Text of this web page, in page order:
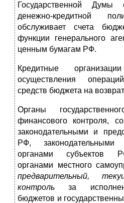
Государственной Думы
денежно-кредитной
обслуживает счета
функции гене­рального
ценным бумагам РФ.
Кредитные
осуществления
средств бюджета на
Органы
финансового кон­троля,
законодательными и
РФ, законодательными
органами субъектов
органами местного
предварительный,
контрольза
бюджетов и